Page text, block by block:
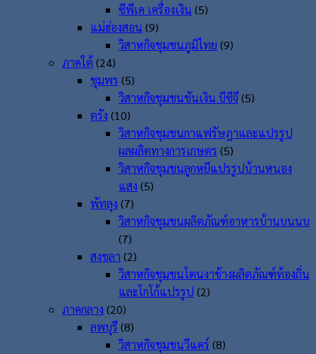
ซีพีเค เครื่องเงิน (5)
แม่ฮ่องสอน (9)
วิสาหกิจชุมชนภูมิไทย (9)
ภาคใต้ (24)
ชุมพร (5)
วิสาหกิจชุมชนขันเงิน บีซีจี(5)
ตรัง (10)
วิสาหกิจชุมชนกาแฟรัษฎาและแปรรูป
ผลผลิตทางการเกษตร (5)
วิสาหกิจชุมชนลูกหยีแปรรูปบ้านหนอง
แสง (5)
พัทลุง (7)
วิสาหกิจชุมชนผลิตภัณฑ์อาหารบ้านบนนบ
(7)
สงขลา (2)
วิสาหกิจชุมชนโตนงาช้างผลิตภัณฑ์ท้องถิ่น
และโกโก้แปรรูป (2)
ภาคกลาง (20)
ลพบุรี (8)
วิสาหกิจชุมชนวีแคร์ (8)